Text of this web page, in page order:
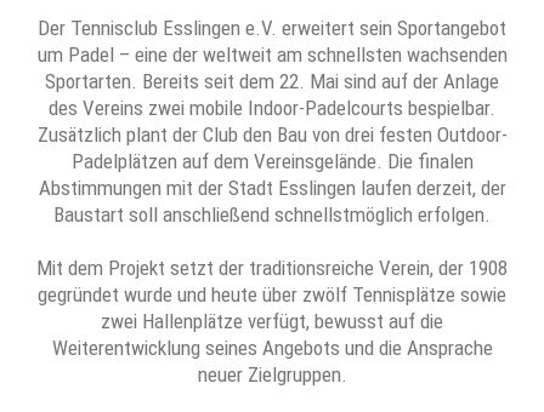
Der Tennisclub Esslingen e.V. erweitert sein Sportangebot
um Padel – eine der weltweit am schnellsten wachsenden
Sportarten. Bereits seit dem 22. Mai sind auf der Anlage
des Vereins zwei mobile Indoor-Padelcourts bespielbar.
Zusätzlich plant der Club den Bau von drei festen Outdoor-
Padelplätzen auf dem Vereinsgelände. Die finalen
Abstimmungen mit der Stadt Esslingen laufen derzeit, der
Baustart soll anschließend schnellstmöglich erfolgen.
Mit dem Projekt setzt der traditionsreiche Verein, der 1908
gegründet wurde und heute über zwölf Tennisplätze sowie
zwei Hallenplätze verfügt, bewusst auf die
Weiterentwicklung seines Angebots und die Ansprache
neuer Zielgruppen.